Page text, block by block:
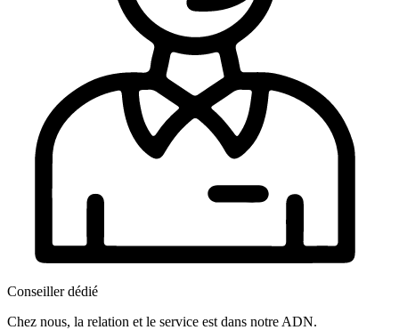
Conseiller dédié
Chez nous, la relation et le service est dans notre ADN.